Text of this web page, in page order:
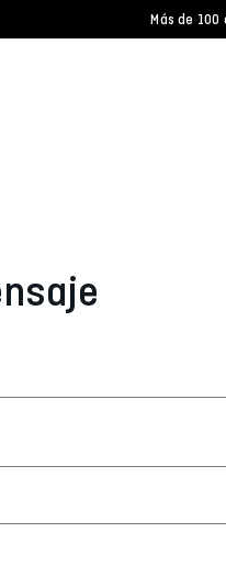
Más de